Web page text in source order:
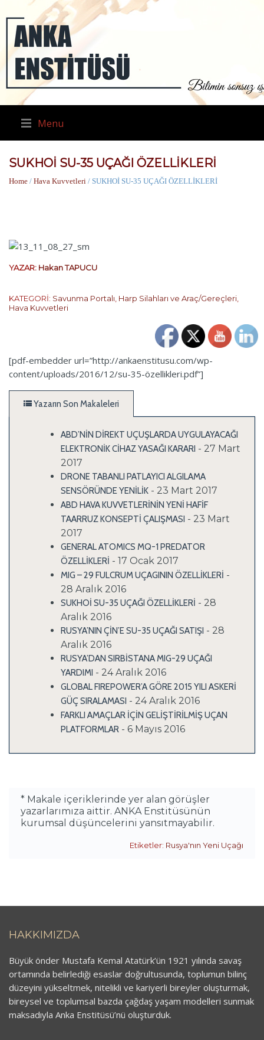
Menu
SUKHOİ SU-35 UÇAĞI ÖZELLİKLERİ
Home / Hava Kuvvetleri / SUKHOİ SU-35 UÇAĞI ÖZELLİKLERİ
YAZAR: Hakan TAPUCU
KATEGORİ: Savunma Portalı, Harp Silahları ve Araç/Gereçleri,
Hava Kuvvetleri
[pdf-embedder url=”http://ankaenstitusu.com/wp-
content/uploads/2016/12/su-35-özellikleri.pdf”]
Yazarın Son Makaleleri
ABD’NİN DİREKT UÇUŞLARDA UYGULAYACAĞI
ELEKTRONİK CİHAZ YASAĞI KARARI - 27 Mart
2017
DRONE TABANLI PATLAYICI ALGILAMA
SENSÖRÜNDE YENİLİK - 23 Mart 2017
ABD HAVA KUVVETLERİNİN YENİ HAFİF
TAARRUZ KONSEPTİ ÇALIŞMASI - 23 Mart
2017
GENERAL ATOMICS MQ-1 PREDATOR
ÖZELLİKLERİ - 17 Ocak 2017
MIG – 29 FULCRUM UÇAGININ ÖZELLİKLERİ -
28 Aralık 2016
SUKHOİ SU-35 UÇAĞI ÖZELLİKLERİ - 28
Aralık 2016
RUSYA’NIN ÇİN’E SU-35 UÇAĞI SATIŞI - 28
Aralık 2016
RUSYA’DAN SIRBİSTANA MIG-29 UÇAĞI
YARDIMI - 24 Aralık 2016
GLOBAL FIREPOWER’A GÖRE 2015 YILI ASKERİ
GÜÇ SIRALAMASI - 24 Aralık 2016
FARKLI AMAÇLAR İÇİN GELİŞTİRİLMİŞ UÇAN
PLATFORMLAR - 6 Mayıs 2016
* Makale içeriklerinde yer alan görüşler
yazarlarımıza aittir. ANKA Enstitüsünün
kurumsal düşüncelerini yansıtmayabilir.
Etiketler: Rusya'nın Yeni Uçağı
HAKKIMIZDA
Büyük önder Mustafa Kemal Atatürk’ün 1921 yılında savaş
ortamında belirlediği esaslar doğrultusunda, toplumun bilinç
düzeyini yükseltmek, nitelikli ve kariyerli bireyler oluşturmak,
bireysel ve toplumsal bazda çağdaş yaşam modelleri sunmak
maksadıyla Anka Enstitüsü’nü oluşturduk.